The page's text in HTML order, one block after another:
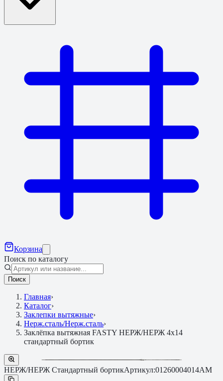
Корзина
Поиск по каталогу
Поиск
Главная›
Каталог›
Заклепки вытяжные›
Нерж.сталь/Нерж.сталь›
Заклёпка вытяжная FASTY НЕРЖ/НЕРЖ 4х14
стандартный бортик
НЕРЖ/НЕРЖ Стандартный бортикАртикул:01260004014AM